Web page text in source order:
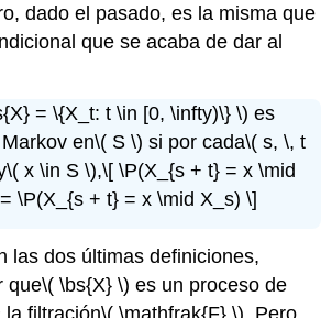
dado el pasado, es la misma que
que se acaba de dar al
= \{X_t: t \in [0, \infty)\} \) es
en\( S \) si por cada\( s, \, t
\( x \in S \),\[ \P(X_{s + t} = x \mid
\P(X_{s + t} = x \mid X_s) \]
las dos últimas definiciones,
que\( \bs{X} \) es un proceso de